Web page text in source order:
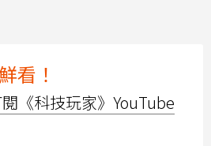
看！
《科技玩家》YouTube